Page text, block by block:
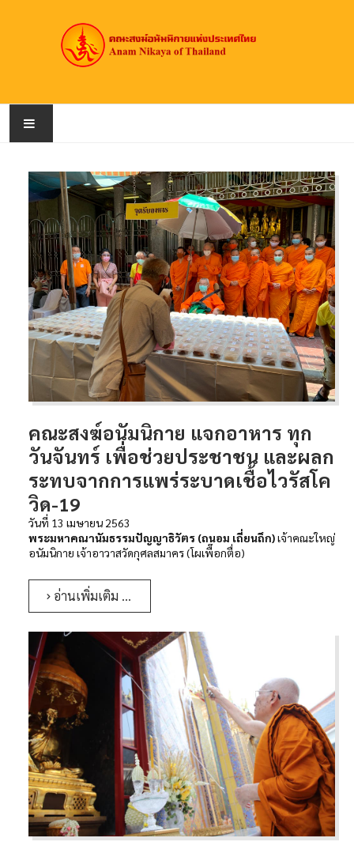
เกี่ยวกับคณะสงฆ์
สมณศักดิ์
วัดอนัมนิกาย
ข่าวประชาสัมพันธ์
ติดต่อเรา
ห้องสมุด
คณะสงฆ์อนัมนิกาย แจกอาหาร ทุก
วันจันทร์ เพื่อช่วยประชาชน และผลก
ระทบจากการแพร่ระบาดเชื้อไวรัสโค
วิด-19
วันที่ 13 เมษายน 2563
พระมหาคณานัมธรรมปัญญาธิวัตร (ถนอม เถี่ยนถึก)เจ้าคณะใหญ่
อนัมนิกาย เจ้าอาวาสวัดกุศลสมาคร (โผเพื๊อกตื่อ)
อ่านเพิ่มเติม …